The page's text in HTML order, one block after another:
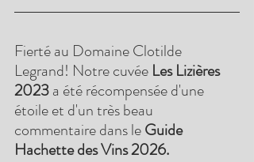
Fierté au Domaine Clotilde
Legrand! Notre cuvée Les Lizières
2023 a été récompensée d'une
étoile et d'un très beau
commentaire dans le Guide
Hachette des Vins 2026.